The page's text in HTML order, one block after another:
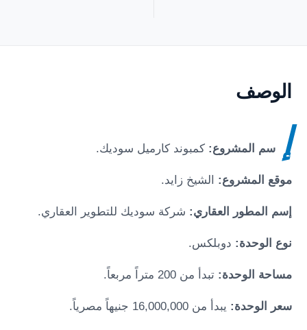
الوصف
إ سم المشروع:كمبوند كارميل سوديك.
موقع المشروع: الشيخ زايد.
إسم المطور العقاري: شركة سوديك للتطوير العقاري.
نوع الوحدة: دوبلكس.
مساحة الوحدة:تبدأ من 200 متراً مربعاً.
سعر الوحدة: يبدأ من 16,000,000 جنيهاً مصرياً.